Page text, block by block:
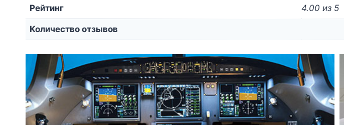
Рейтинг 4.00 из 5
Количество отзывов